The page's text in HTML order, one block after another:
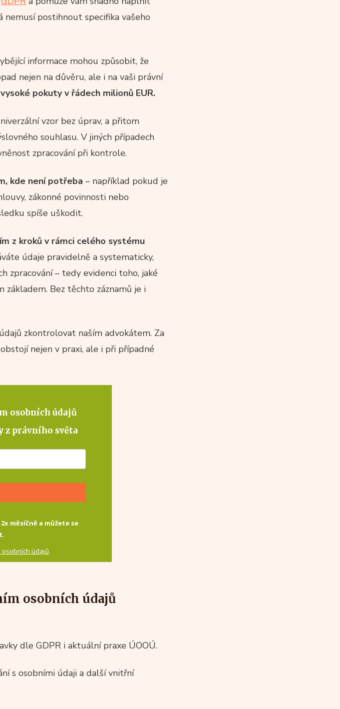
nemusí postihnout specifika vašeho
informace mohou způsobit, že
nejen na důvěru, ale i na vaši právní
pokuty v řádech milionů EUR.
vzor bez úprav, a přitom
souhlasu. V jiných případech
zpracování při kontrole.
kde není potřeba – například pokud je
zákonné povinnosti nebo
spíše uškodit.
z kroků v rámci celého systému
údaje pravidelně a systematicky,
zpracování – tedy evidenci toho, jaké
základem. Bez těchto záznamů je i
zkontrolovat naším advokátem. Za
nejen v praxi, ale i při případné
osobních údajů
z právního světa
měsíčně a můžete se
údajů.
osobních údajů
dle GDPR i aktuální praxe ÚOOÚ.
s osobními údaji a další vnitřní